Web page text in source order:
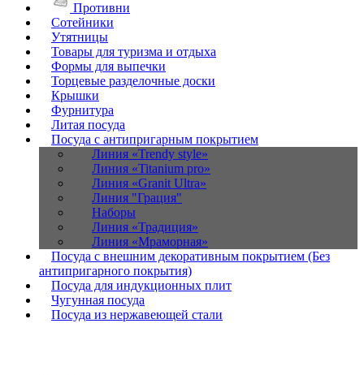
Противни
Сотейники
Утятницы
Товары для туризма и отдыха
Формы для выпечки
Торцевые разделочные доски
Крышки
Фурнитура
Литая посуда
Посуда с антипригарным покрытием
Линия «Trendy style»
Линия «Titanium pro»
Линия «Granit Ultra»
Линия "Грация"
Наборы
Линия «Традиция»
Линия «Мраморная»
Посуда с внешним декоративным покрытием (Без
антипригарного покрытия)
Посуда для индукционных плит
Чугунная посуда
Посуда из нержавеющей стали